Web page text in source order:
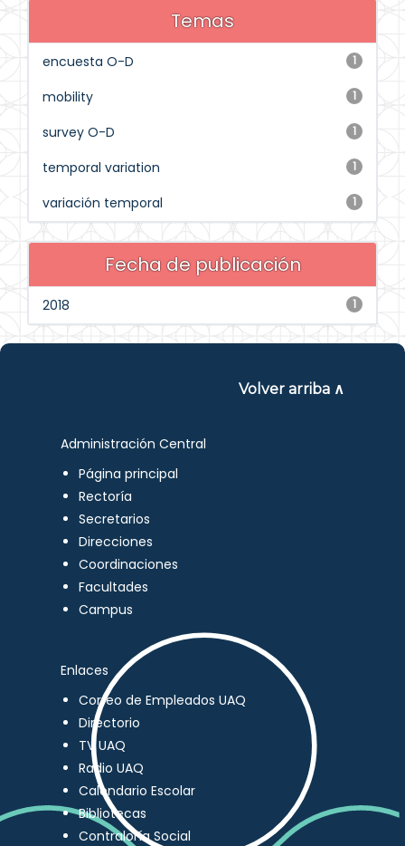
Temas
1
encuesta O-D
1
mobility
1
survey O-D
1
temporal variation
1
variación temporal
Fecha de publicación
1
2018
Volver arriba ∧
Administración Central
Página principal
Rectoría
Secretarios
Direcciones
Coordinaciones
Facultades
Campus
Enlaces
Correo de Empleados UAQ
Directorio
TV UAQ
Radio UAQ
Calendario Escolar
Bibliotecas
Contraloría Social